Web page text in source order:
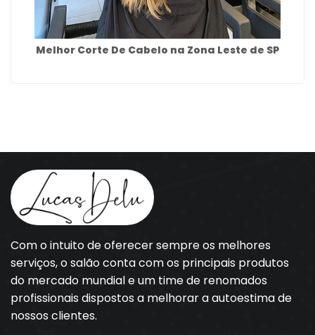
Melhor Corte De Cabelo na Zona Leste de SP
Com o intuito de oferecer sempre os melhores
serviços, o salão conta com os principais produtos
do mercado mundial e um time de renomados
profissionais dispostos a melhorar a autoestima de
nossos clientes.